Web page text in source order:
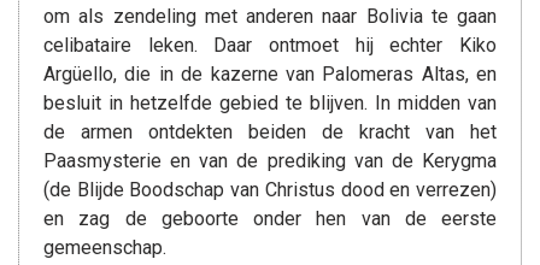
om als zendeling met anderen naar Bolivia te gaan
celibataire leken. Daar ontmoet hij echter Kiko
Argüello, die in de kazerne van Palomeras Altas, en
besluit in hetzelfde gebied te blijven. In midden van
de armen ontdekten beiden de kracht van het
Paasmysterie en van de prediking van de Kerygma
(de Blijde Boodschap van Christus dood en verrezen)
en zag de geboorte onder hen van de eerste
gemeenschap.